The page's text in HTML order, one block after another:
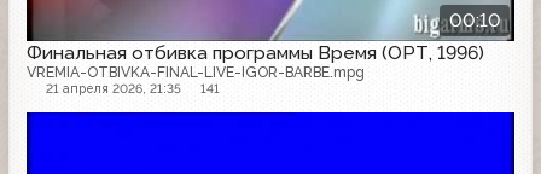
00:10
Финальная отбивка программы Время (ОРТ, 1996)
VREMIA-OTBIVKA-FINAL-LIVE-IGOR-BARBE.mpg
21 апреля 2026, 21:35 141